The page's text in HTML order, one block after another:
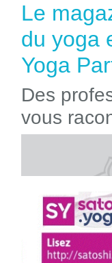
Le
du yoga
Yoga
Des
vous